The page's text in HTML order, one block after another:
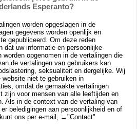
Esperanto?
worden opgeslagen in de
gegevens worden openlijk en
gepubliceerd. Om deze reden
dat uw informatie en persoonlijke
worden opgenomen in de vertalingen die
de vertalingen van gebruikers kan
seksualiteit en dergelijke. Wij
website niet te gebruiken in
omdat de gemaakte vertalingen
zijn voor mensen van alle leeftijden en
Als in de context van de vertaling van
beledigingen aan persoonlijkheid en of
ons per e-mail, →"Contact"